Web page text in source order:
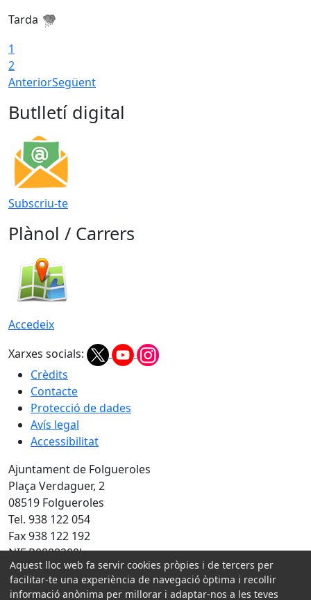
Tarda
1
2
AnteriorSegüent
Butlletí digital
Subscriu-te
Plànol / Carrers
Accedeix
Xarxes socials:
Crèdits
Contacte
Protecció de dades
Avís legal
Accessibilitat
Ajuntament de Folgueroles
Plaça Verdaguer, 2
08519 Folgueroles
Tel. 938 122 054
Fax 938 122 192
NIF P0808200J
Amb la col·laboració de:
Aquest lloc web fa servir cookies pròpies i de tercers per
facilitar-te una experiència de navegació òptima i recollir
informació anònima per millorar i adaptar-nos a les teves